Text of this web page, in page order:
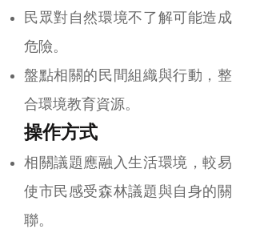
民眾對自然環境不了解可能造成
危險。
盤點相關的民間組織與行動，整
合環境教育資源。
操作方式
相關議題應融入生活環境，較易
使市民感受森林議題與自身的關
聯。